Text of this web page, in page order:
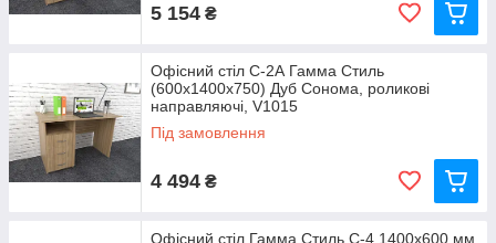
5 154 ₴
Офісний стіл С-2А Гамма Стиль
(600x1400x750) Дуб Сонома, роликові
направляючі, V1015
Під замовлення
4 494 ₴
Офісний стіл Гамма Стиль С-4 1400x600 мм